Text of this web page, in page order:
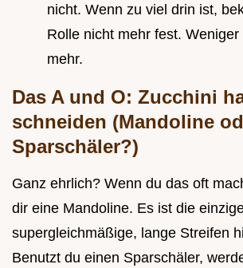
nicht. Wenn zu viel drin ist,
Rolle nicht mehr fest.
mehr.
Das A und O: Zucchini
schneiden (Mandoline
Sparschäler?)
Ganz ehrlich? Wenn du das oft
dir eine Mandoline. Es ist die
supergleichmäßige, lange Streifen
Benutzt du einen Sparschäler,